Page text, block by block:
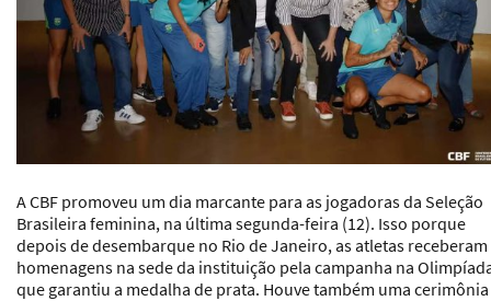
A CBF promoveu um dia marcante para as jogadoras da Seleção
Brasileira feminina, na última segunda-feira (12). Isso porque
depois de desembarque no Rio de Janeiro, as atletas receberam
homenagens na sede da instituição pela campanha na
que garantiu a medalha de prata. Houve também uma cerimônia